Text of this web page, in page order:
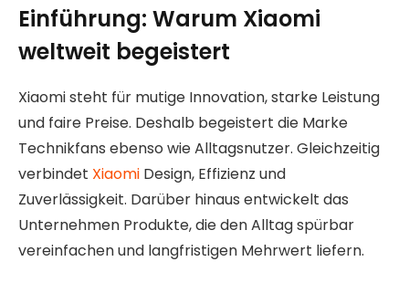
Einführung: Warum Xiaomi
weltweit begeistert
Xiaomi steht für mutige Innovation, starke Leistung
und faire Preise. Deshalb begeistert die Marke
Technikfans ebenso wie Alltagsnutzer. Gleichzeitig
verbindet Xiaomi Design, Effizienz und
Zuverlässigkeit. Darüber hinaus entwickelt das
Unternehmen Produkte, die den Alltag spürbar
vereinfachen und langfristigen Mehrwert liefern.